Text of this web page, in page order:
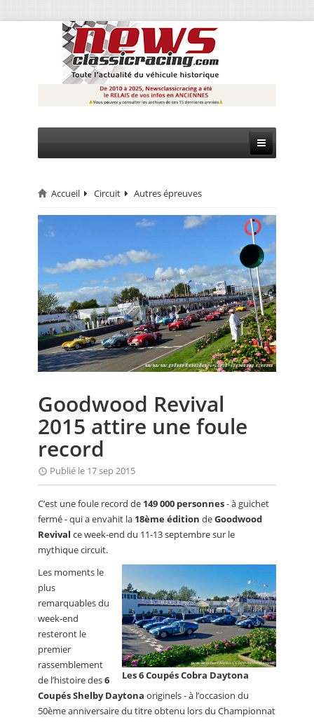
CIRCUIT
RALLYE
MONTAGNE
EVÈNEMENTS
CALENDRIER
FOCUS
ANNUAIRES
PETITES ANNONCES
Accueil Circuit Autres épreuves
Goodwood Revival
2015 attire une foule
record
Publié le 17 sep 2015
C’est une foule record de 149 000 personnes- à guichet
fermé - qui a envahit la 18ème édition deGoodwood
Revival ce week-end du 11-13 septembre sur le
mythique circuit.
Les 6 Coupés Cobra Daytona
Les moments le
plus
remarquables du
week-end
resteront le
premier
rassemblement
de l’histoire des6
Coupés Shelby Daytona originels - à l’occasion du
50ème anniversaire du titre obtenu lors du Championnat